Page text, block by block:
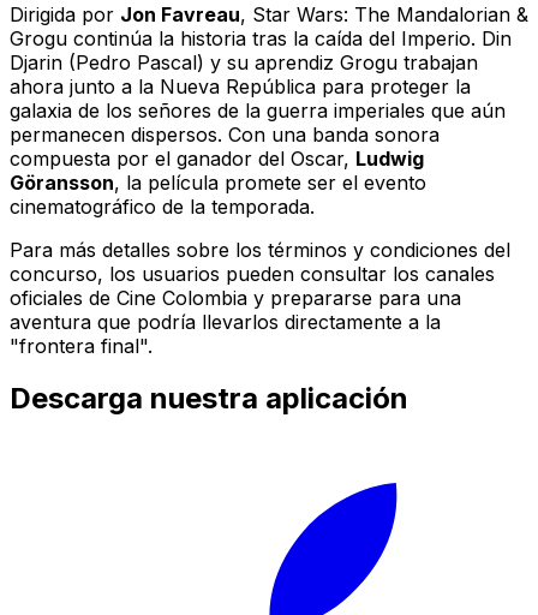
Dirigida por Jon Favreau, Star Wars: The Mandalorian &
Grogu continúa la historia tras la caída del Imperio. Din
Djarin (Pedro Pascal) y su aprendiz Grogu trabajan
ahora junto a la Nueva República para proteger la
galaxia de los señores de la guerra imperiales que aún
permanecen dispersos. Con una banda sonora
compuesta por el ganador del Oscar, Ludwig
Göransson, la película promete ser el evento
cinematográfico de la temporada.
Para más detalles sobre los términos y condiciones del
concurso, los usuarios pueden consultar los canales
oficiales de Cine Colombia y prepararse para una
aventura que podría llevarlos directamente a la
"frontera final".
Descarga nuestra aplicación